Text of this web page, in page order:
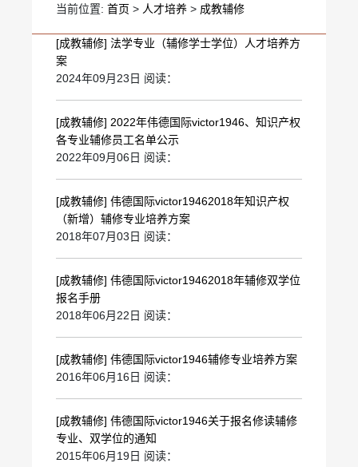
当前位置: 首页 > 人才培养 > 成教辅修
[成教辅修] 法学专业（辅修学士学位）人才培养方
案
2024年09月23日 阅读：
[成教辅修] 2022年伟德国际victor1946、知识产权
各专业辅修员工名单公示
2022年09月06日 阅读：
[成教辅修] 伟德国际victor19462018年知识产权
（新增）辅修专业培养方案
2018年07月03日 阅读：
[成教辅修] 伟德国际victor19462018年辅修双学位
报名手册
2018年06月22日 阅读：
[成教辅修] 伟德国际victor1946辅修专业培养方案
2016年06月16日 阅读：
[成教辅修] 伟德国际victor1946关于报名修读辅修
专业、双学位的通知
2015年06月19日 阅读：